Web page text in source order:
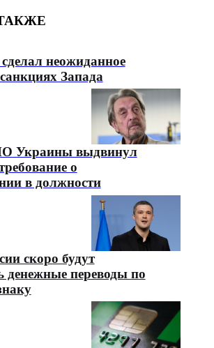
неожиданное
Запада
Украины выдвинул
о
в должности
скоро будут
денежные переводы по